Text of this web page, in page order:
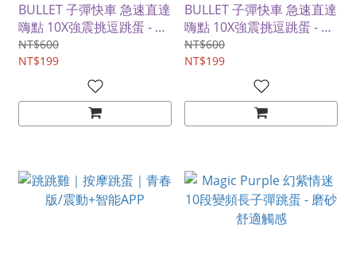
BULLET 子彈快車 急速直達
嗨點 10X強震挑逗跳蛋 - 隨
身好攜帶﹝小巧私密靜音
+USB充電﹞紫
NT$600
NT$199
BULLET 子彈快車 急速直達
嗨點 10X強震挑逗跳蛋 - 隨
身好攜帶﹝小巧私密靜音
+USB充電﹞玫红
NT$600
NT$199